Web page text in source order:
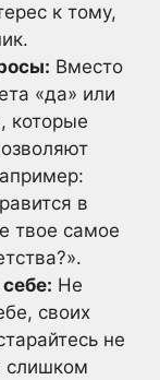
к тому,
Вместо
«да» или
которые
в
твое самое
Не
своих
не
слишком